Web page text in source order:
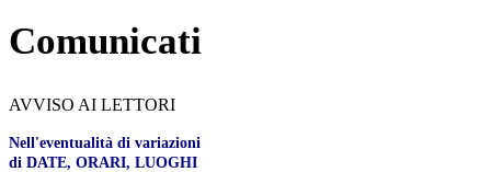
Comunicati
AVVISO AI LETTORI
Nell'eventualità di variazioni
di DATE, ORARI, LUOGHI